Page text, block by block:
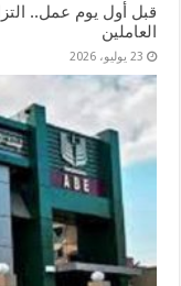
قبل أول يوم عمل..
العاملين
23 يوليو، 2026